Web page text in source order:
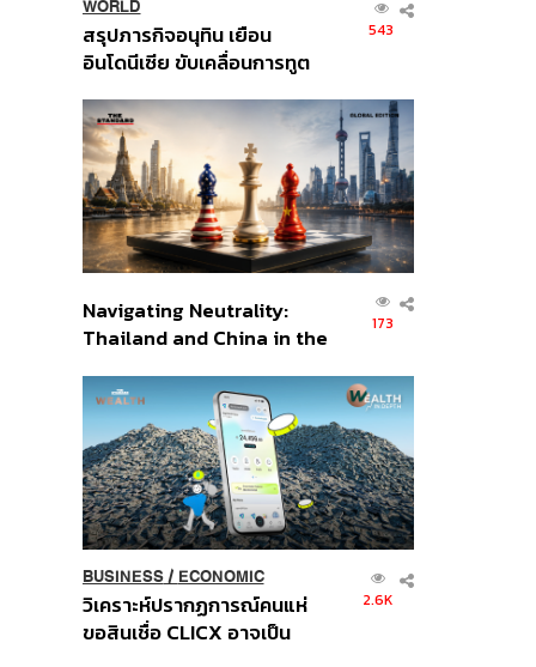
WORLD
สรุปภารกิจอนุทิน เยือน
อินโดนีเซีย ขับเคลื่อนการทูต
ส่วนยุทธศาสตร์ไทย –
อินโดนีเซีย
543
Navigating Neutrality:
Thailand and China in the
Order
173
BUSINESS/ ECONOMIC
วิเคราะห์ปรากฏการณ์คนแห่
ขอสินเชื่อ CLICX อาจเป็น
2.6K